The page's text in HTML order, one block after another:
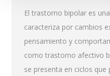
El trastorno bipolar es
caracteriza por cambios
pensamiento y
como trastorno afectivo
se presenta en ciclos